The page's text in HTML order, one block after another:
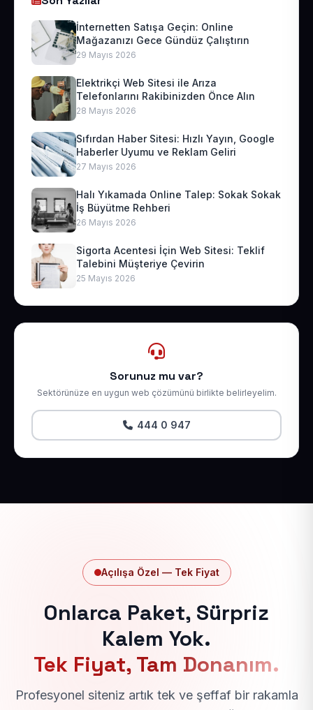
İnternetten Satışa Geçin: Online
Mağazanızı Gece Gündüz Çalıştırın
29 Mayıs 2026
Elektrikçi Web Sitesi ile Arıza
Telefonlarını Rakibinizden Önce Alın
28 Mayıs 2026
Sıfırdan Haber Sitesi: Hızlı Yayın, Google
Haberler Uyumu ve Reklam Geliri
27 Mayıs 2026
Halı Yıkamada Online Talep: Sokak Sokak
İş Büyütme Rehberi
26 Mayıs 2026
Sigorta Acentesi İçin Web Sitesi: Teklif
Talebini Müşteriye Çevirin
25 Mayıs 2026
Sorunuz mu var?
Sektörünüze en uygun web çözümünü birlikte belirleyelim.
444 0 947
Açılışa Özel — Tek Fiyat
Onlarca Paket, Sürpriz
Kalem Yok.
Tek Fiyat, Tam Donanım.
Profesyonel siteniz artık tek ve şeffaf bir rakamla